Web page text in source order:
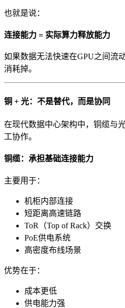
也就是说：
连接能力 = 实际算力释放能力
如果数据无法快速在GPU之间流
消耗掉。
铜 + 光：不是替代，而是协同
在现代数据中心架构中，铜缆与
工协作。
铜缆：承担基础连接能力
主要用于：
机柜内部连接
短距离高速链路
ToR（Top of Rack）交换
PoE供电系统
高密度布线场景
优势在于：
成本更低
供电能力强